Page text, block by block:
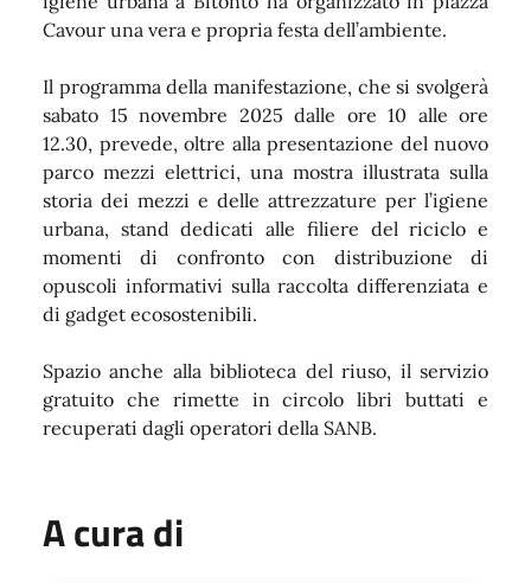
Cavour una vera e propria festa dell’ambiente.
Il programma della manifestazione, che si svolgerà
sabato 15 novembre 2025 dalle ore 10 alle ore
12.30, prevede, oltre alla presentazione del nuovo
parco mezzi elettrici, una mostra illustrata sulla
storia dei mezzi e delle attrezzature per l’igiene
urbana, stand dedicati alle filiere del riciclo e
momenti di confronto con distribuzione di
opuscoli informativi sulla raccolta differenziata e
di gadget ecosostenibili.
Spazio anche alla biblioteca del riuso, il servizio
gratuito che rimette in circolo libri buttati e
recuperati dagli operatori della SANB.
A cura di